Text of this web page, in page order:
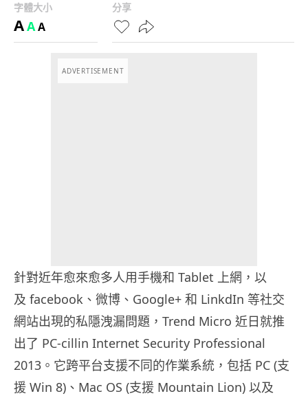
字體大小
AAA
分享
ADVERTISEMENT
針對近年愈來愈多人用手機和 Tablet 上網，以
及 facebook、微博、Google+ 和 LinkdIn 等社交
網站出現的私隱洩漏問題，Trend Micro 近日就推
出了 PC-cillin Internet Security Professional
2013。它跨平台支援不同的作業系統，包括 PC (支
援 Win 8)、Mac OS (支援 Mountain Lion) 以及